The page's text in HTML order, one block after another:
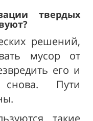
твердых
решений,
мусор от
его и
снова. Пути